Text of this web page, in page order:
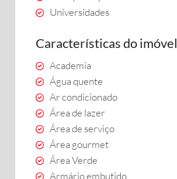
Universidades
Características do imóvel
Academia
Água quente
Ar condicionado
Área de lazer
Área de serviço
Área gourmet
Área Verde
Armário embutido